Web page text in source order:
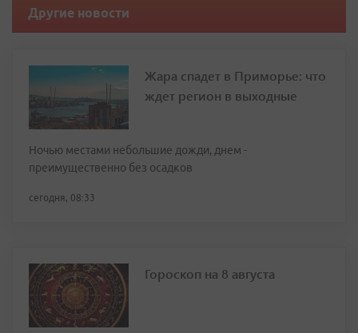
Другие новости
Жара спадет в Приморье: что
ждет регион в выходные
Ночью местами небольшие дожди, днем -
преимущественно без осадков
сегодня, 08:33
Гороскоп на 8 августа